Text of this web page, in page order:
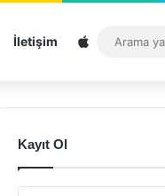
İletişim Sitemap
Kayıt Ol